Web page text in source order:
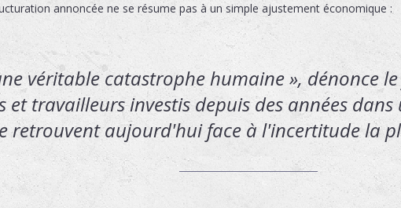
annoncée ne se résume pas à un simple ajustement économique :
véritable catastrophe humaine », dénonce
et travailleurs investis depuis des années
retrouvent aujourd'hui face à l'incertitude la